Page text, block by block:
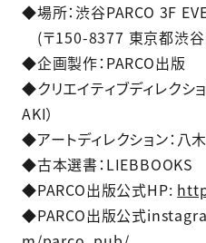
◆場所：渋谷PARCO 3F
(〒150-8377 東京都渋
◆企画製作：PARCO出版​
◆クリエイティブディレクシ
AKI）​
◆アートディレクション：八
◆古本選書：LIEBBOOKS​
◆PARCO出版公式HP:
◆PARCO出版公式